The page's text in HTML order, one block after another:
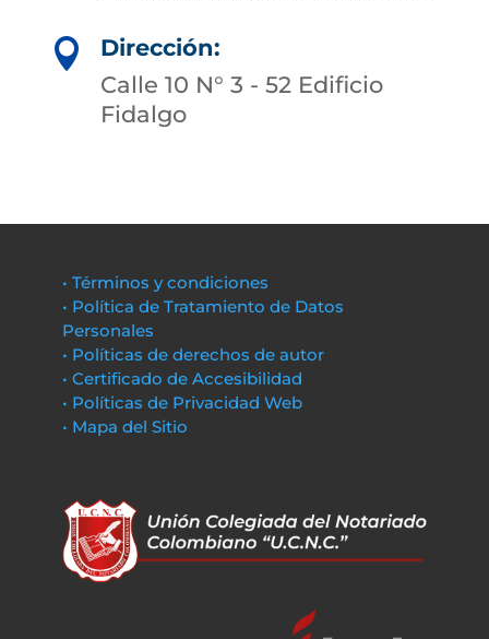

Dirección:
Calle 10 N° 3 - 52 Edificio
Fidalgo
• Términos y condiciones
• Política de Tratamiento de Datos
Personales
• Políticas de derechos de autor
• Certificado de Accesibilidad
• Políticas de Privacidad Web
• Mapa del Sitio